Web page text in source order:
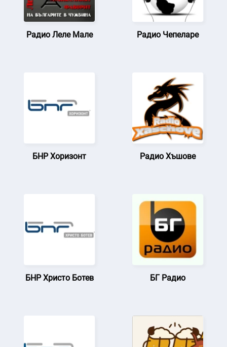
Радио Леле Мале Радио Чепеларе
БНР Хоризонт Радио Хъшове
БНР Христо Ботев БГ Радио